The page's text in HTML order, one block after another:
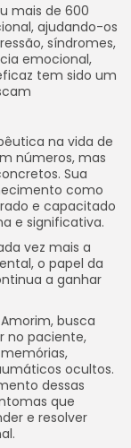
mais de 600
ajudando-os
síndromes,
emocional,
tem sido um
na vida de
números, mas
Sua
como
e capacitado
e significativa.
vez mais a
o papel da
a ganhar
busca
no paciente,
ocultos.
dessas
que
e resolver